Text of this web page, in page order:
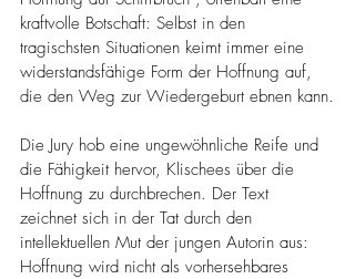
kraftvolle Botschaft: Selbst in den
tragischsten Situationen keimt immer eine
widerstandsfähige Form der Hoffnung auf,
die den Weg zur Wiedergeburt ebnen kann.
Die Jury hob eine ungewöhnliche Reife und
die Fähigkeit hervor, Klischees über die
Hoffnung zu durchbrechen. Der Text
zeichnet sich in der Tat durch den
intellektuellen Mut der jungen Autorin aus:
Hoffnung wird nicht als vorhersehbares